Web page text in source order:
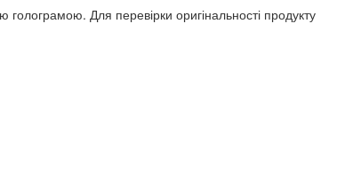
Для перевірки оригінальності продукту